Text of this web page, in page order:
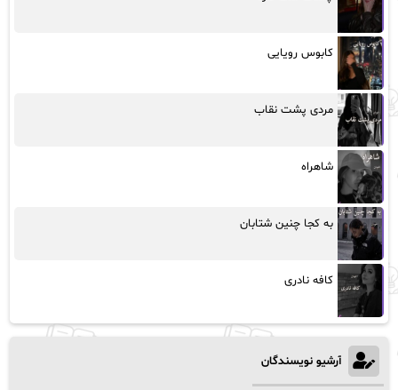
کابوس رویایی
مردی پشت نقاب
شاهراه
به کجا چنین شتابان
کافه نادری
آرشیو نویسندگان